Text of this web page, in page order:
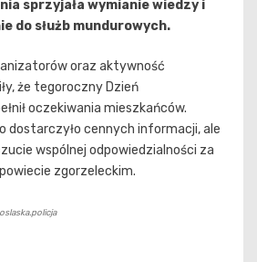
sprzyjała wymianie wiedzy i
do służb mundurowych.
oraz aktywność
że tegoroczny Dzień
oczekiwania mieszkańców.
dostarczyło cennych informacji, ale
wspólnej odpowiedzialności za
zgorzeleckim.